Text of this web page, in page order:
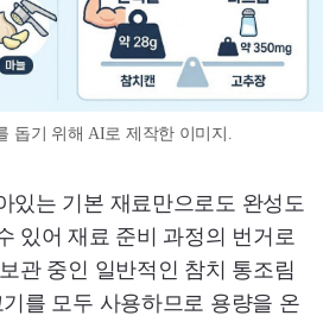
돕기 위해 AI로 제작한 이미지.
있는 기본 재료만으로도 완성도
있어 재료 준비 과정의 번거로
관 중인 일반적인 참치 통조림
를 모두 사용하므로 용량을 온